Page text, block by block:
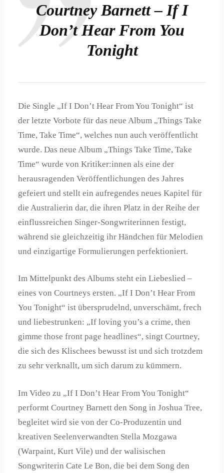
Courtney Barnett – If I
Don’t Hear From You
Tonight
Die Single „If I Don’t Hear From You Tonight“ ist
der letzte Vorbote für das neue Album „Things Take
Time, Take Time“, welches nun auch veröffentlicht
wurde. Das neue Album „Things Take Time, Take
Time“ wurde von Kritiker:innen als eine der
herausragenden Veröffentlichungen des Jahres
gefeiert und stellt ein aufregendes neues Kapitel für
die Australierin dar, die ihren Platz in der Reihe der
einflussreichen Singer-Songwriterinnen festigt,
während sie gleichzeitig ihr Händchen für Melodien
und einzigartige Formulierungen perfektioniert.
Im Mittelpunkt des Albums steht ein Liebeslied –
eines von Courtneys ersten. „If I Don’t Hear From
You Tonight“ ist übersprudelnd, unverschämt, frech
und liebestrunken: „If loving you’s a crime, then
gimme those front page headlines“, singt Courtney,
die sich des Klischees bewusst ist und sich trotzdem
zu sehr verknallt, um sich darum zu kümmern.
Im Video zu „If I Don’t Hear From You Tonight“
performt Courtney Barnett den Song in Joshua Tree,
begleitet wird sie von der Co-Produzentin und
kreativen Seelenverwandten Stella Mozgawa
(Warpaint, Kurt Vile) und der walisischen
Songwriterin Cate Le Bon, die bei dem Song den